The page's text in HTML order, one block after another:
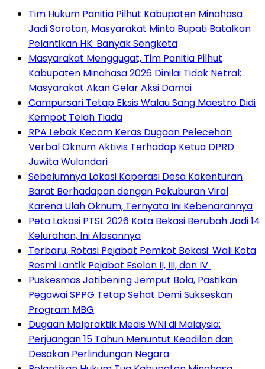
Tim Hukum Panitia Pilhut Kabupaten Minahasa
Jadi Sorotan, Masyarakat Minta Bupati Batalkan
Pelantikan HK: Banyak Sengketa
Masyarakat Menggugat, Tim Panitia Pilhut
Kabupaten Minahasa 2026 Dinilai Tidak Netral:
Masyarakat Akan Gelar Aksi Damai
Campursari Tetap Eksis Walau Sang Maestro Didi
Kempot Telah Tiada
RPA Lebak Kecam Keras Dugaan Pelecehan
Verbal Oknum Aktivis Terhadap Ketua DPRD
Juwita Wulandari
Sebelumnya Lokasi Koperasi Desa Kakenturan
Barat Berhadapan dengan Pekuburan Viral
Karena Ulah Oknum, Ternyata Ini Kebenarannya
Peta Lokasi PTSL 2026 Kota Bekasi Berubah Jadi 14
Kelurahan, Ini Alasannya
‎Terbaru, Rotasi Pejabat Pemkot Bekasi: Wali Kota
Resmi Lantik Pejabat Eselon II, III, dan IV ‎
Puskesmas Jatibening Jemput Bola, Pastikan
Pegawai SPPG Tetap Sehat Demi Sukseskan
Program MBG
‎Dugaan Malpraktik Medis WNI di Malaysia:
Perjuangan 15 Tahun Menuntut Keadilan dan
Desakan Perlindungan Negara